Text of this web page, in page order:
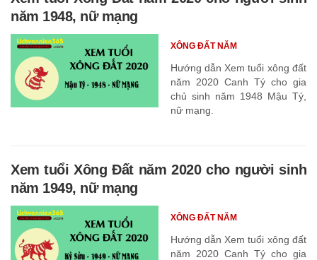
năm 1948, nữ mạng
Hướng dẫn Xem tuổi xông đất
năm 2020 Canh Tý cho gia
chủ sinh năm 1948 Mậu Tý,
nữ mạng.
XÔNG ĐẤT NĂM
Xem tuổi Xông Đất năm 2020 cho người sinh
năm 1949, nữ mạng
Hướng dẫn Xem tuổi xông đất
năm 2020 Canh Tý cho gia
XÔNG ĐẤT NĂM